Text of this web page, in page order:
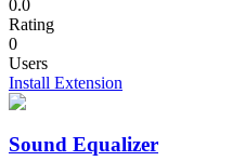
0.0
Rating
0
Users
Install Extension
Sound Equalizer